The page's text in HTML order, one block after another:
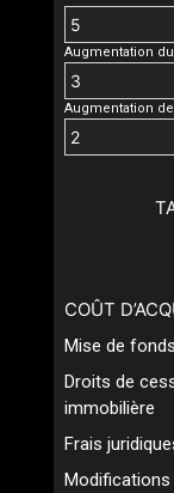
Augmentation
Augmentation
COÛT
Mise de fonds
Droits de
immobilière
Frais
Modifications